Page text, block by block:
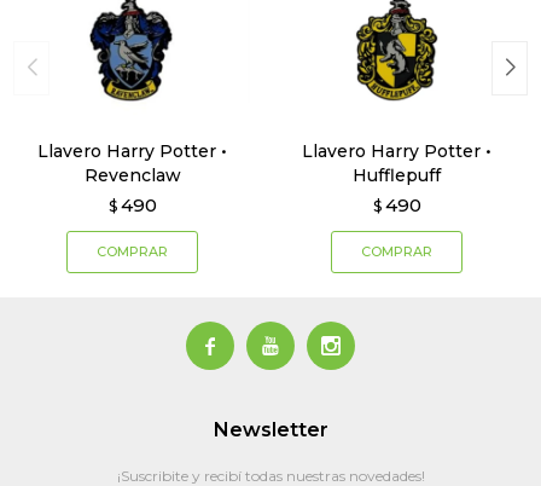
Llavero Harry Potter •
Revenclaw
$ 490
Llavero Harry Potter •
Hufflepuff
$ 490
  
Newsletter
¡Suscribite y recibí todas nuestras novedades!